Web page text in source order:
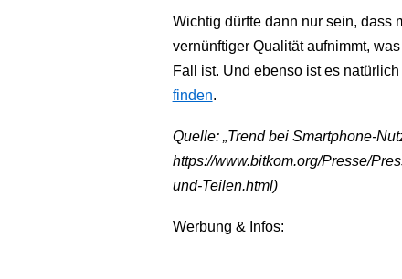
Wichtig dürfte dann nur sein, dass
vernünftiger Qualität aufnimmt,
Fall ist. Und ebenso ist es
finden.
Quelle: „Trend bei Smartphone-
https://www.bitkom.org/Presse/
und-Teilen.html)
Werbung & Infos: